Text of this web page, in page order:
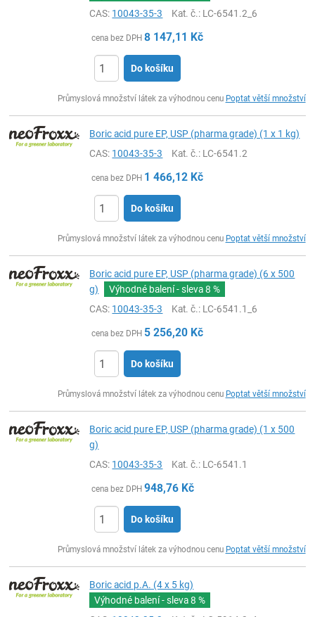
CAS: 10043-35-3 Kat. č.: LC-6541.2_6
cena bez DPH 8 147,11 Kč
Do košíku
Průmyslová množství látek za výhodnou cenu Poptat větší množství
Boric acid pure EP, USP (pharma grade) (1 x 1 kg)
CAS: 10043-35-3 Kat. č.: LC-6541.2
cena bez DPH 1 466,12 Kč
Do košíku
Průmyslová množství látek za výhodnou cenu Poptat větší množství
Boric acid pure EP, USP (pharma grade) (6 x 500
g)
Výhodné balení - sleva8 %
CAS: 10043-35-3 Kat. č.: LC-6541.1_6
cena bez DPH 5 256,20 Kč
Do košíku
Průmyslová množství látek za výhodnou cenu Poptat větší množství
Boric acid pure EP, USP (pharma grade) (1 x 500
g)
CAS: 10043-35-3 Kat. č.: LC-6541.1
cena bez DPH 948,76 Kč
Do košíku
Průmyslová množství látek za výhodnou cenu Poptat větší množství
Boric acid p.A. (4 x 5 kg)
Výhodné balení - sleva8 %